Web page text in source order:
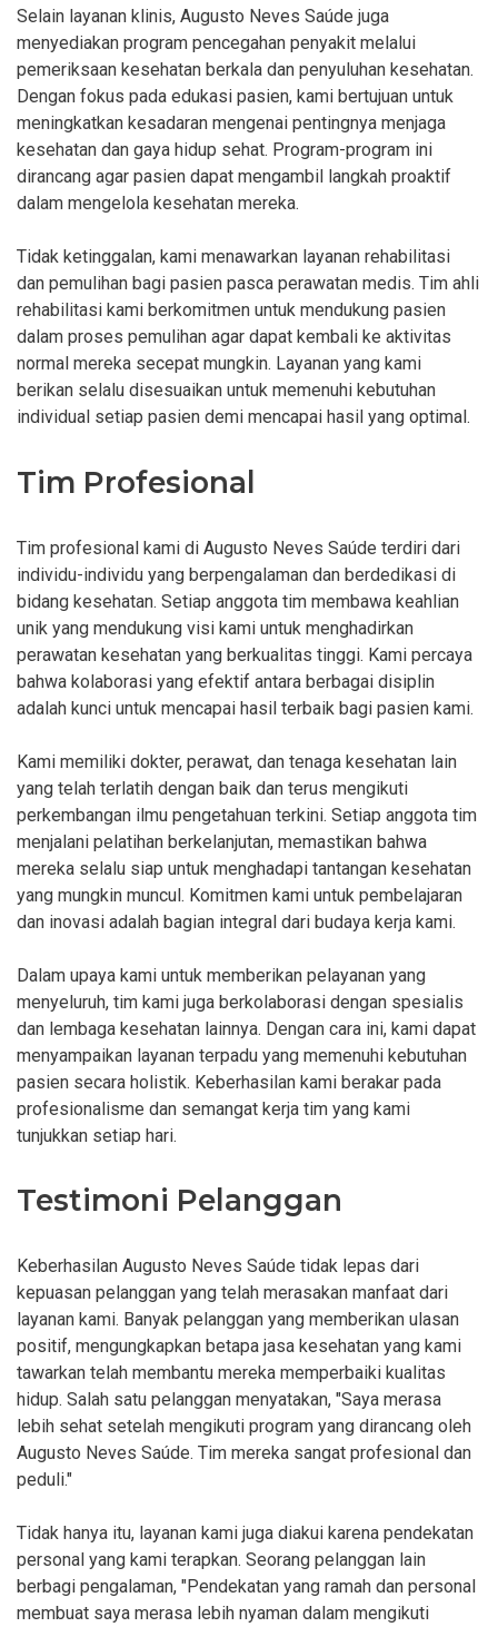
Selain layanan klinis, Augusto Neves Saúde juga
menyediakan program pencegahan penyakit melalui
pemeriksaan kesehatan berkala dan penyuluhan kesehatan.
Dengan fokus pada edukasi pasien, kami bertujuan untuk
meningkatkan kesadaran mengenai pentingnya menjaga
kesehatan dan gaya hidup sehat. Program-program ini
dirancang agar pasien dapat mengambil langkah proaktif
dalam mengelola kesehatan mereka.
Tidak ketinggalan, kami menawarkan layanan rehabilitasi
dan pemulihan bagi pasien pasca perawatan medis. Tim ahli
rehabilitasi kami berkomitmen untuk mendukung pasien
dalam proses pemulihan agar dapat kembali ke aktivitas
normal mereka secepat mungkin. Layanan yang kami
berikan selalu disesuaikan untuk memenuhi kebutuhan
individual setiap pasien demi mencapai hasil yang optimal.
Tim Profesional
Tim profesional kami di Augusto Neves Saúde terdiri dari
individu-individu yang berpengalaman dan berdedikasi di
bidang kesehatan. Setiap anggota tim membawa keahlian
unik yang mendukung visi kami untuk menghadirkan
perawatan kesehatan yang berkualitas tinggi. Kami percaya
bahwa kolaborasi yang efektif antara berbagai disiplin
adalah kunci untuk mencapai hasil terbaik bagi pasien kami.
Kami memiliki dokter, perawat, dan tenaga kesehatan lain
yang telah terlatih dengan baik dan terus mengikuti
perkembangan ilmu pengetahuan terkini. Setiap anggota tim
menjalani pelatihan berkelanjutan, memastikan bahwa
mereka selalu siap untuk menghadapi tantangan kesehatan
yang mungkin muncul. Komitmen kami untuk pembelajaran
dan inovasi adalah bagian integral dari budaya kerja kami.
Dalam upaya kami untuk memberikan pelayanan yang
menyeluruh, tim kami juga berkolaborasi dengan spesialis
dan lembaga kesehatan lainnya. Dengan cara ini, kami dapat
menyampaikan layanan terpadu yang memenuhi kebutuhan
pasien secara holistik. Keberhasilan kami berakar pada
profesionalisme dan semangat kerja tim yang kami
tunjukkan setiap hari.
Testimoni Pelanggan
Keberhasilan Augusto Neves Saúde tidak lepas dari
kepuasan pelanggan yang telah merasakan manfaat dari
layanan kami. Banyak pelanggan yang memberikan ulasan
positif, mengungkapkan betapa jasa kesehatan yang kami
tawarkan telah membantu mereka memperbaiki kualitas
hidup. Salah satu pelanggan menyatakan, "Saya merasa
lebih sehat setelah mengikuti program yang dirancang oleh
Augusto Neves Saúde. Tim mereka sangat profesional dan
peduli."
Tidak hanya itu, layanan kami juga diakui karena pendekatan
personal yang kami terapkan. Seorang pelanggan lain
berbagi pengalaman, "Pendekatan yang ramah dan personal
membuat saya merasa lebih nyaman dalam mengikuti